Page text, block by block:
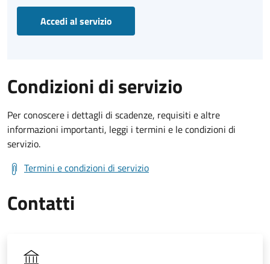
Accedi al servizio
Condizioni di servizio
Per conoscere i dettagli di scadenze, requisiti e altre
informazioni importanti, leggi i termini e le condizioni di
servizio.
Termini e condizioni di servizio
Contatti